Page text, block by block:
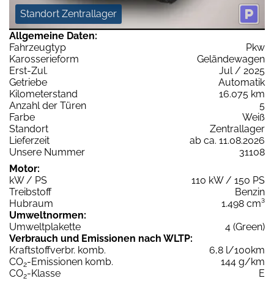
Standort Zentrallager
Allgemeine Daten:
Fahrzeugtyp
Pkw
Karosserieform
Geländewagen
Erst-Zul.
Jul / 2025
Getriebe
Automatik
Kilometerstand
16.075 km
Anzahl der Türen
5
Farbe
Weiß
Standort
Zentrallager
Lieferzeit
ab ca. 11.08.2026
Unsere Nummer
31108
Motor:
kW / PS
110 kW / 150 PS
Treibstoff
Benzin
Hubraum
1.498 cm³
Umweltnormen:
Umweltplakette
4 (Green)
Verbrauch und Emissionen nach WLTP:
Kraftstoffverbr. komb.
6,8 l/100km
CO2-Emissionen komb.
144 g/km
CO2-Klasse
E